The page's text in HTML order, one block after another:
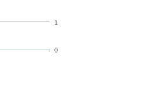
0
1